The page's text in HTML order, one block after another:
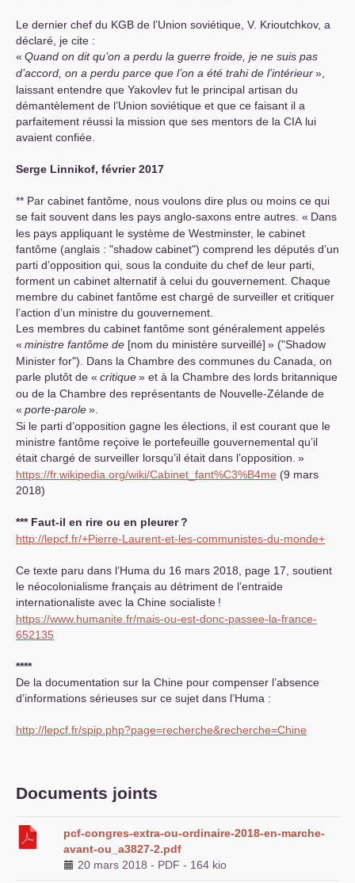
Le dernier chef du KGB de l’Union soviétique, V. Krioutchkov, a
déclaré, je cite :
« Quand on dit qu’on a perdu la guerre froide, je ne suis pas
d’accord, on a perdu parce que l’on a été trahi de l’intérieur»,
laissant entendre que Yakovlev fut le principal artisan du
démantèlement de l’Union soviétique et que ce faisant il a
parfaitement réussi la mission que ses mentors de la CIA lui
avaient confiée.
Serge Linnikof, février 2017
** Par cabinet fantôme, nous voulons dire plus ou moins ce qui
se fait souvent dans les pays anglo-saxons entre autres. « Dans
les pays appliquant le système de Westminster, le cabinet
fantôme (anglais : "shadow cabinet") comprend les députés d’un
parti d’opposition qui, sous la conduite du chef de leur parti,
forment un cabinet alternatif à celui du gouvernement. Chaque
membre du cabinet fantôme est chargé de surveiller et critiquer
l’action d’un ministre du gouvernement.
Les membres du cabinet fantôme sont généralement appelés
« ministre fantôme de [nom du ministère surveillé] » ("Shadow
Minister for"). Dans la Chambre des communes du Canada, on
parle plutôt de « critique» et à la Chambre des lords britannique
ou de la Chambre des représentants de Nouvelle-Zélande de
« porte-parole».
Si le parti d’opposition gagne les élections, il est courant que le
ministre fantôme reçoive le portefeuille gouvernemental qu’il
était chargé de surveiller lorsqu’il était dans l’opposition. »
https://fr.wikipedia.org/wiki/Cabinet_fant%C3%B4me (9 mars
2018)
*** Faut-il en rire ou en pleurer?
http://lepcf.fr/+Pierre-Laurent-et-les-communistes-du-monde+
Ce texte paru dans l’Huma du 16 mars 2018, page 17, soutient
le néocolonialisme français au détriment de l’entraide
internationaliste avec la Chine socialiste !
https://www.humanite.fr/mais-ou-est-donc-passee-la-france-
652135
****
De la documentation sur la Chine pour compenser l’absence
d’informations sérieuses sur ce sujet dans l’Huma :
http://lepcf.fr/spip.php?page=recherche&recherche=Chine
Documents joints
pcf-congres-extra-ou-ordinaire-2018-en-marche-
avant-ou_a3827-2.pdf
20 mars 2018 - PDF - 164 kio